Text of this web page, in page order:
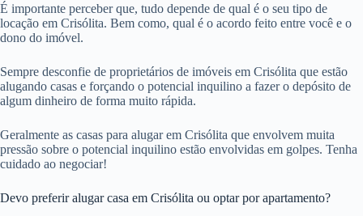
É importante perceber que, tudo depende de qual é o seu tipo de
locação em Crisólita. Bem como, qual é o acordo feito entre você e o
dono do imóvel.
Sempre desconfie de proprietários de imóveis em Crisólita que estão
alugando casas e forçando o potencial inquilino a fazer o depósito de
algum dinheiro de forma muito rápida.
Geralmente as casas para alugar em Crisólita que envolvem muita
pressão sobre o potencial inquilino estão envolvidas em golpes. Tenha
cuidado ao negociar!
Devo preferir alugar casa em Crisólita ou optar por apartamento?